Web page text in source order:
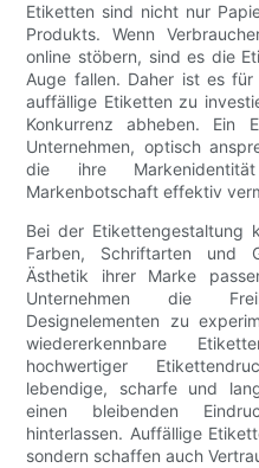
Etiketten sind nicht nur
Produkts. Wenn
online stöbern, sind es die
Auge fallen. Daher ist es
auffällige Etiketten zu
Konkurrenz abheben. Ein
Unternehmen, optisch
die ihre
Markenbotschaft effektiv
Bei der Etikettengestaltung
Farben, Schriftarten und
Ästhetik ihrer Marke
Unternehmen die
Designelementen zu
wiedererkennbare
hochwertiger
lebendige, scharfe und
einen bleibenden
hinterlassen. Auffällige
sondern schaffen auch